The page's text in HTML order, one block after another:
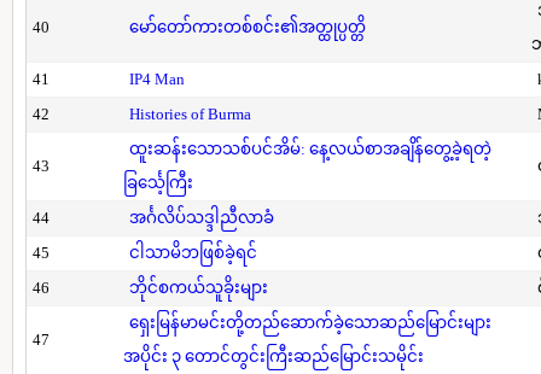
40 မော်တော်ကားတစ်စင်း၏အတ္ထုပ္ပတ္တိ
41
IP4 Man
42
Histories of Burma
43
ထူးဆန်းသောသစ်ပင်အိမ်: နေ့လယ်စာအချိန်တွေ့ခဲ့ရတဲ့
ခြင်္သေ့ကြီး
44 အင်္ဂလိပ်သဒ္ဒါညီလာခံ
45
ငါသာမိဘဖြစ်ခဲ့ရင်
46
ဘိုင်စကယ်သူခိုးများ
47
ရှေးမြန်မာမင်းတို့တည်ဆောက်ခဲ့သောဆည်မြောင်းများ
အပိုင်း ၃ တောင်တွင်းကြီးဆည်မြောင်းသမိုင်း